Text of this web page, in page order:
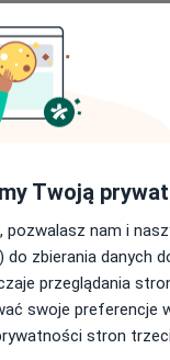
Ubezpieczenia
i cenach
o usługach i
Twoją
pozwalasz nam i
do zbierania danych
przeglądania
swoje preferencje
stron